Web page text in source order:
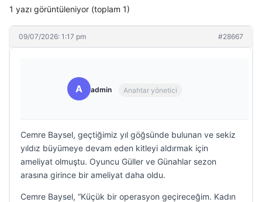
1 yazı görüntüleniyor (toplam 1)
09/07/2026: 1:17 pm #28667
A admin Anahtar yönetici
Cemre Baysel, geçtiğimiz yıl göğsünde bulunan ve sekiz
yıldız büyümeye devam eden kitleyi aldırmak için
ameliyat olmuştu. Oyuncu Güller ve Günahlar sezon
arasına girince bir ameliyat daha oldu.
Cemre Baysel, “Küçük bir operasyon geçireceğim. Kadın